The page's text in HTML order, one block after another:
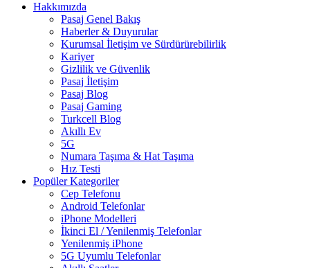
Hakkımızda
Pasaj Genel Bakış
Haberler & Duyurular
Kurumsal İletişim ve Sürdürürebilirlik
Kariyer
Gizlilik ve Güvenlik
Pasaj İletişim
Pasaj Blog
Pasaj Gaming
Turkcell Blog
Akıllı Ev
5G
Numara Taşıma & Hat Taşıma
Hız Testi
Popüler Kategoriler
Cep Telefonu
Android Telefonlar
iPhone Modelleri
İkinci El / Yenilenmiş Telefonlar
Yenilenmiş iPhone
5G Uyumlu Telefonlar